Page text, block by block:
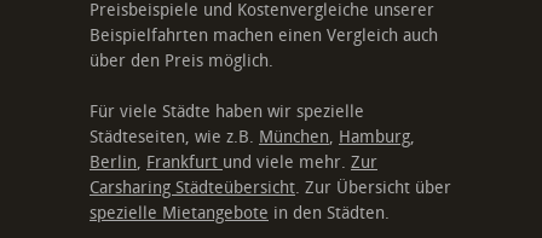
Preisbeispiele und Kostenvergleiche unserer
Beispielfahrten machen einen Vergleich auch
über den Preis möglich.
Für viele Städte haben wir spezielle
Städteseiten, wie z.B. München, Hamburg,
Berlin, Frankfurt und viele mehr. Zur
Carsharing Städteübersicht. Zur Übersicht über
spezielle Mietangebote in den Städten.